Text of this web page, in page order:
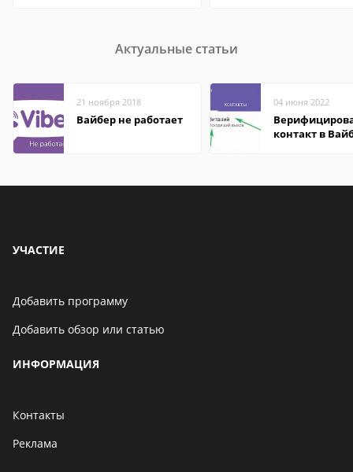
Актуальные статьи
21 ноября 2018
Вайбер не работает
04 июня 2022
контакт в
УЧАСТИЕ
Добавить программу
Добавить обзор или статью
ИНФОРМАЦИЯ
Контакты
Реклама